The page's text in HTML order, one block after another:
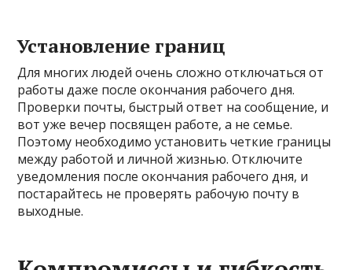
Установление границ
Для многих людей очень сложно отключаться от
работы даже после окончания рабочего дня.
Проверки почты, быстрый ответ на сообщение, и
вот уже вечер посвящен работе, а не семье.
Поэтому необходимо установить четкие границы
между работой и личной жизнью. Отключите
уведомления после окончания рабочего дня, и
постарайтесь не проверять рабочую почту в
выходные.